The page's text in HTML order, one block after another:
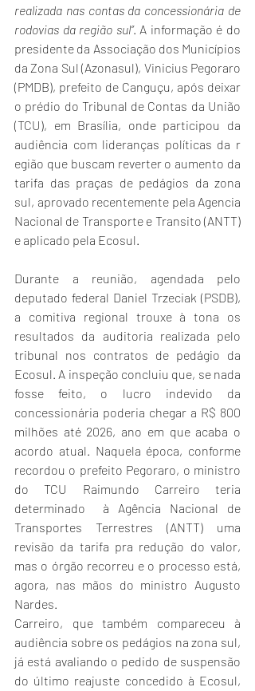
realizada nas contas da concessionária de
rodovias da região sul”. A informação é do
presidente da Associação dos Municípios
da Zona Sul (Azonasul), Vinicius Pegoraro
(PMDB), prefeito de Canguçu, após deixar
o prédio do Tribunal de Contas da União
(TCU), em Brasília, onde participou da
audiência com lideranças políticas da r
egião que buscam reverter o aumento da
tarifa das praças de pedágios da zona
sul, aprovado recentemente pela Agencia
Nacional de Transporte e Transito (ANTT)
e aplicado pela Ecosul.
Durante a reunião, agendada pelo
deputado federal Daniel Trzeciak (PSDB),
a comitiva regional trouxe à tona os
resultados da auditoria realizada pelo
tribunal nos contratos de pedágio da
Ecosul. A inspeção concluiu que, se nada
fosse feito, o lucro indevido da
concessionária poderia chegar a R$ 800
milhões até 2026, ano em que acaba o
acordo atual. Naquela época, conforme
recordou o prefeito Pegoraro, o ministro
do TCU Raimundo Carreiro teria
determinado  à Agência Nacional de
Transportes Terrestres (ANTT) uma
revisão da tarifa pra redução do valor,
mas o órgão recorreu e o processo está,
agora, nas mãos do ministro Augusto
Nardes.
Carreiro, que também compareceu à
audiência sobre os pedágios na zona sul,
já está avaliando o pedido de suspensão
do último reajuste concedido à Ecosul,